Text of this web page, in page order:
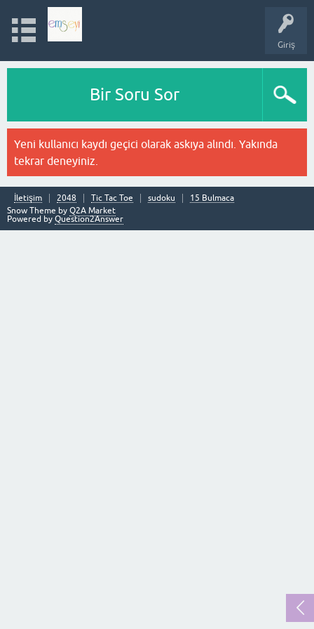
Giriş
Bir Soru Sor
Yeni kullanıcı kaydı geçici olarak askıya alındı. Yakında
tekrar deneyiniz.
İletişim 2048 Tic Tac Toe sudoku
15 Bulmaca
Snow Theme by Q2A Market
Powered by Question2Answer